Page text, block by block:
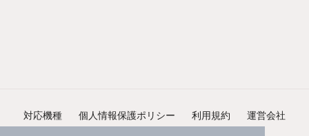
対応機種 個人情報保護ポリシー 利用規約 運営会社